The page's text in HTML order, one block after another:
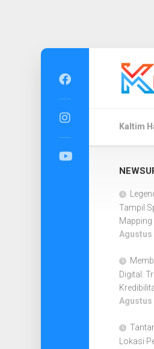
Kaltim
Tampil
Agustus
Digital:
Agustus
Lokasi